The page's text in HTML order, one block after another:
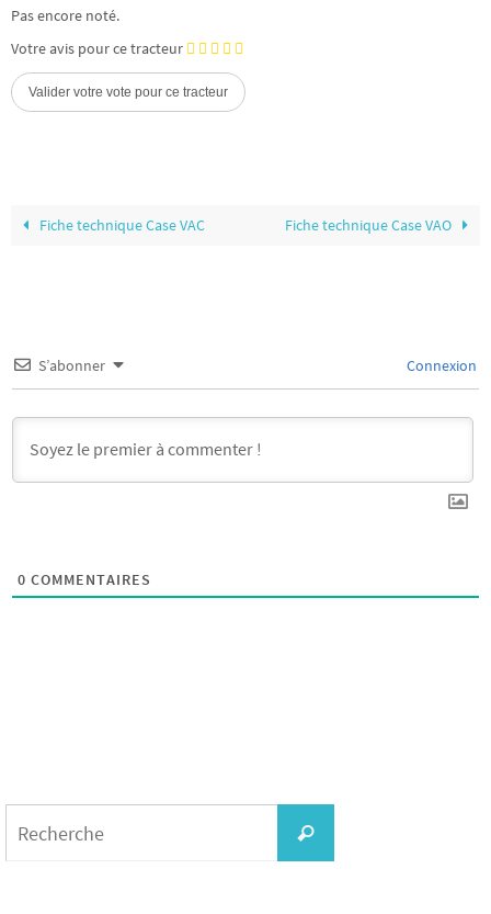
Pas encore noté.
Votre avis pour ce tracteur
Fiche technique Case VAC Fiche technique Case VAO
S’abonner Connexion
0 COMMENTAIRES
Recherche